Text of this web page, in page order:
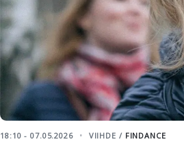
18:10 - 07.05.2026 VIIHDE / FINDANCE